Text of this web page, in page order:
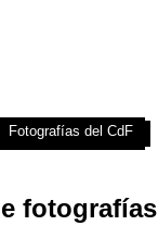
fotografías
Fotografías del CdF